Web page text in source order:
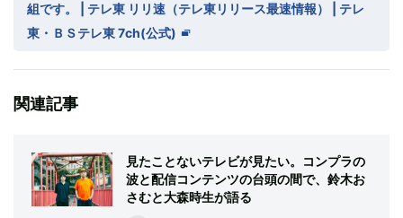
組です。 | テレ東 リリ速（テレ東リリース最速情報） | テレ
東・ＢＳテレ東 7ch(公式)
関連記事
見たことないテレビが見たい。コンプラの
波と配信コンテンツの台頭の間で、鈴木お
さむと大森時生が語る